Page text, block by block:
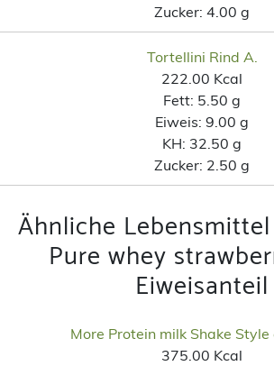
Zucker: 4.00 g
Tortellini Rind A.
222.00 Kcal
Fett: 5.50 g
Eiweis: 9.00 g
KH: 32.50 g
Zucker: 2.50 g
Ähnliche
Pure whey
Eiweisanteil
More Protein milk Shake
375.00 Kcal